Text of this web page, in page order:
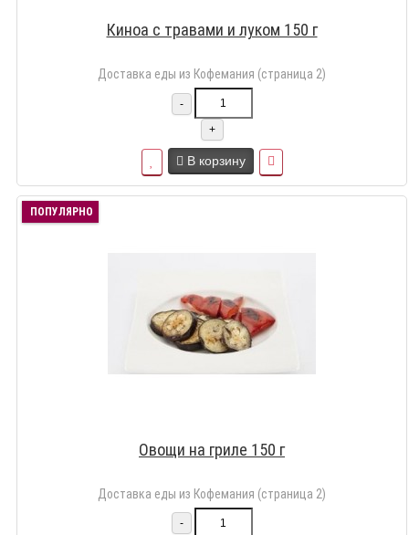
Киноа с травами и луком 150 г
Доставка еды из Кофемания (страница 2)
-
+
В корзину
ПОПУЛЯРНО
Овощи на гриле 150 г
Доставка еды из Кофемания (страница 2)
-